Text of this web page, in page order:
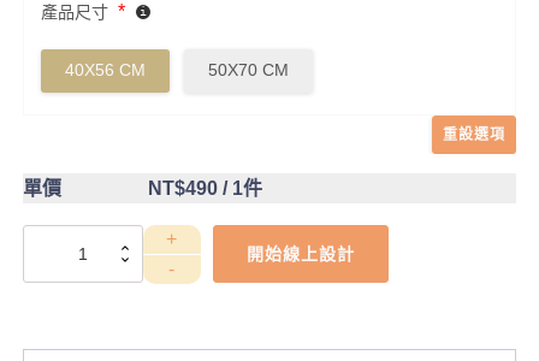
產品尺寸 *
40X56 CM 50X70 CM
重設選項
單價 NT$490/ 1件
PST5CA0011
開始線上設計